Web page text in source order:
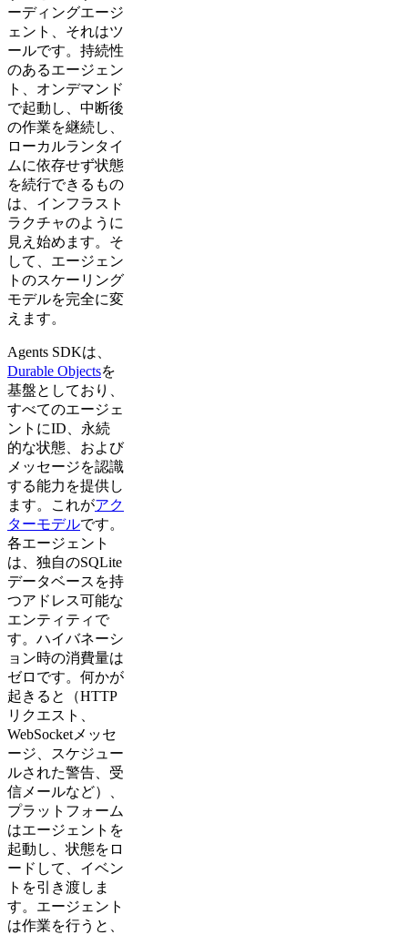
ーディングエージ
ェント、それはツ
ールです。持続性
のあるエージェン
ト、オンデマンド
で起動し、中断後
の作業を継続し、
ローカルランタイ
ムに依存せず状態
を続行できるもの
は、インフラスト
ラクチャのように
見え始めます。そ
して、エージェン
トのスケーリング
モデルを完全に変
えます。
Agents SDKは、
Durable Objectsを
基盤としており、
すべてのエージェ
ントにID、永続
的な状態、および
メッセージを認識
する能力を提供し
ます。これがアク
ターモデルです。
各エージェント
は、独自のSQLite
データベースを持
つアドレス可能な
エンティティで
す。ハイバネーシ
ョン時の消費量は
ゼロです。何かが
起きると（HTTP
リクエスト、
WebSocketメッセ
ージ、スケジュー
ルされた警告、受
信メールなど）、
プラットフォーム
はエージェントを
起動し、状態をロ
ードして、イベン
トを引き渡しま
す。エージェント
は作業を行うと、